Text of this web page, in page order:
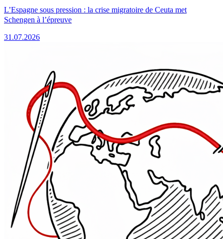
L’Espagne sous pression : la crise migratoire de Ceuta met
Schengen à l’épreuve
31.07.2026